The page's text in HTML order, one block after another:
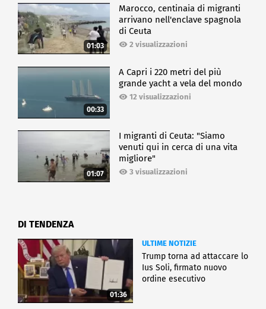
01:03
Marocco, centinaia di migranti
arrivano nell'enclave spagnola
di Ceuta
2 visualizzazioni
00:33
A Capri i 220 metri del più
grande yacht a vela del mondo
12 visualizzazioni
01:07
I migranti di Ceuta: "Siamo
venuti qui in cerca di una vita
migliore"
3 visualizzazioni
DI TENDENZA
01:36
ULTIME NOTIZIE
Trump torna ad attaccare lo
Ius Soli, firmato nuovo
ordine esecutivo